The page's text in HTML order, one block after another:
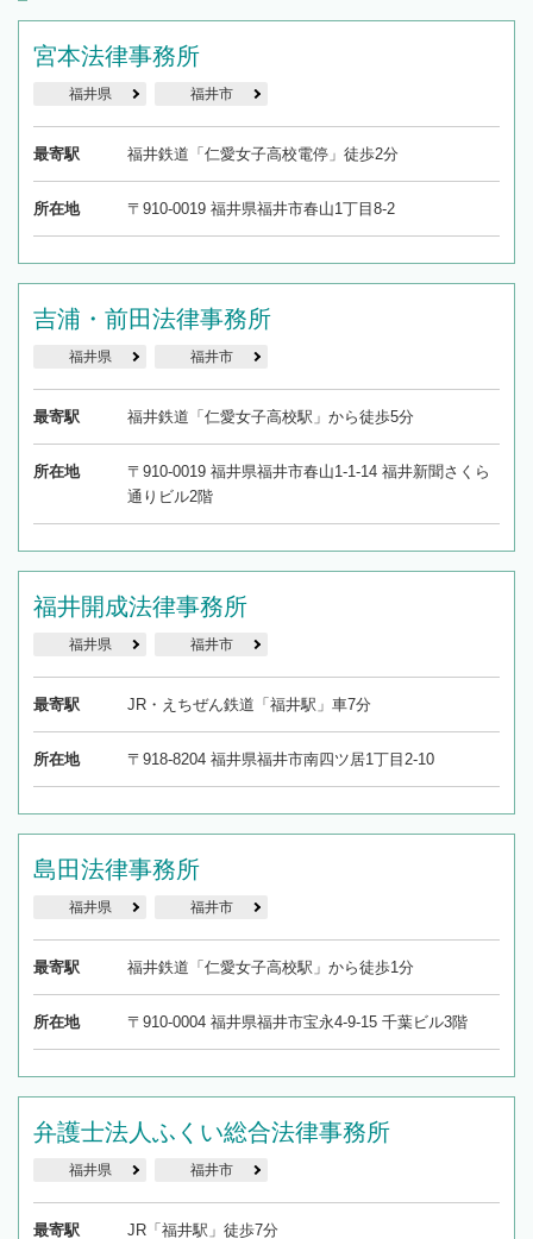
宮本法律事務所
福井県 福井市
最寄駅 福井鉄道「仁愛女子高校電停」徒歩2分
所在地 〒910-0019 福井県福井市春山1丁目8-2
吉浦・前田法律事務所
福井県 福井市
最寄駅 福井鉄道「仁愛女子高校駅」から徒歩5分
所在地
〒910-0019 福井県福井市春山1-1-14 福井新聞さくら
通りビル2階
福井開成法律事務所
福井県 福井市
最寄駅 JR・えちぜん鉄道「福井駅」車7分
所在地 〒918‐8204 福井県福井市南四ツ居1丁目2-10
島田法律事務所
福井県 福井市
最寄駅 福井鉄道「仁愛女子高校駅」から徒歩1分
所在地 〒910-0004 福井県福井市宝永4-9-15 千葉ビル3階
弁護士法人ふくい総合法律事務所
福井県 福井市
最寄駅 JR「福井駅」徒歩7分